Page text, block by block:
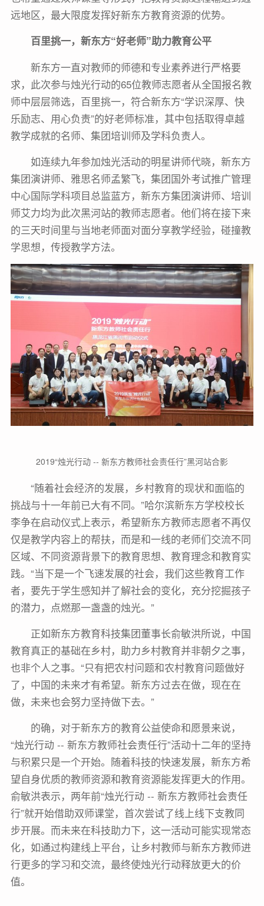
远地区，最大限度发挥好新东方教育资源的优势。
百里挑一，新东方“好老师”助力教育公平
新东方一直对教师的师德和专业素养进行严格要
求，此次参与烛光行动的65位教师志愿者从全国报名教
师中层层筛选，百里挑一，符合新东方“学识深厚、快
乐励志、用心负责”的好老师标准，其中包括取得卓越
教学成就的名师、集团培训师及学科负责人。
如连续九年参加烛光活动的明星讲师代晓，新东方
集团演讲师、雅思名师孟繁飞，集团国外考试推广管理
中心国际学科项目总监蓝方，新东方集团演讲师、培训
师艾力均为此次黑河站的教师志愿者。他们将在接下来
的三天时间里与当地老师面对面分享教学经验，碰撞教
学思想，传授教学方法。
2019“烛光行动 -- 新东方教师社会责任行”黑河站合影
“随着社会经济的发展，乡村教育的现状和面临的
挑战与十一年前已大有不同。”哈尔滨新东方学校校长
李争在启动仪式上表示，希望新东方教师志愿者不再仅
仅是教学内容上的帮扶，而是和一线的老师们交流不同
区域、不同资源背景下的教育思想、教育理念和教育实
践。“当下是一个飞速发展的社会，我们这些教育工作
者，要先于学生感知并了解社会的变化，充分挖掘孩子
的潜力，点燃那一盏盏的烛光。”
正如新东方教育科技集团董事长俞敏洪所说，中国
教育真正的基础在乡村，助力乡村教育并非朝夕之事，
也非个人之事。“只有把农村问题和农村教育问题做好
了，中国的未来才有希望。新东方过去在做，现在在
做，未来也会努力坚持做下去。”
的确，对于新东方的教育公益使命和愿景来说，
“烛光行动 -- 新东方教师社会责任行”活动十二年的坚持
与积累只是一个开始。随着科技的快速发展，新东方希
望自身优质的教师资源和教育资源能发挥更大的作用。
俞敏洪表示，两年前“烛光行动 -- 新东方教师社会责任
行”就开始借助双师课堂，首次尝试了线上线下支教同
步开展。而未来在科技助力下，这一活动可能实现常态
化，如通过构建线上平台，让乡村教师与新东方教师进
行更多的学习和交流，最终使烛光行动释放更大的价
值。